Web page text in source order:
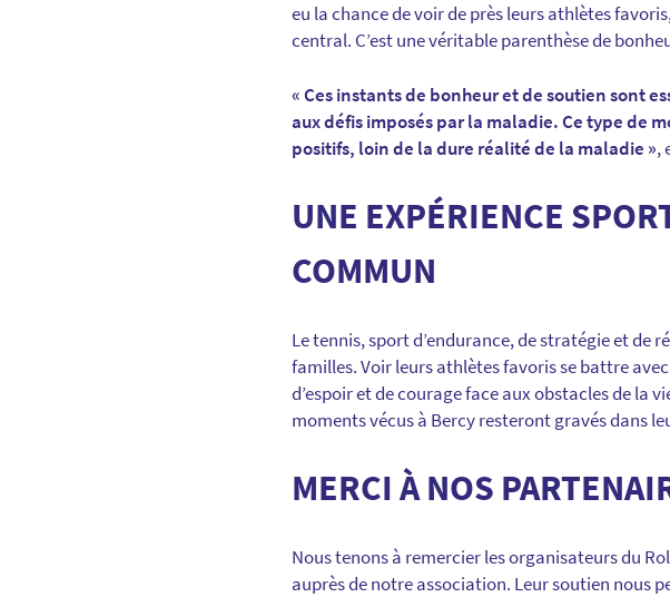
eu la chance de voir de près leurs athlètes
central. C’est une véritable parenthèse de
« Ces instants de bonheur et de soutien sont
aux défis imposés par la maladie. Ce type de
positifs, loin de la dure réalité de la maladie »,
UNE EXPÉRIENCE
COMMUN
Le tennis, sport d’endurance, de stratégie et de
familles. Voir leurs athlètes favoris se battre
d’espoir et de courage face aux obstacles de la
moments vécus à Bercy resteront gravés dans
MERCI À NOS
Nous tenons à remercier les organisateurs du
auprès de notre association. Leur soutien nous